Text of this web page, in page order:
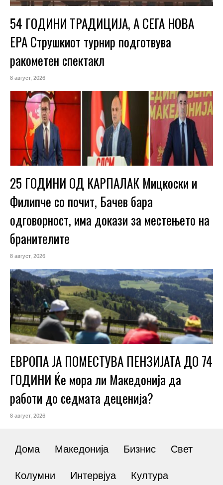
54 ГОДИНИ ТРАДИЦИЈА, А СЕГА НОВА
ЕРА Струшкиот турнир подготвува
ракометен спектакл
8 август, 2026
25 ГОДИНИ ОД КАРПАЛАК Мицкоски и
Филипче со почит, Бачев бара
одговорност, има докази за местењето на
бранителите
8 август, 2026
ЕВРОПА ЈА ПОМЕСТУВА ПЕНЗИЈАТА ДО 74
ГОДИНИ Ќе мора ли Македонија да
работи до седмата деценија?
8 август, 2026
Дома Македонија Бизнис Свет
Колумни Интервјуа Култура